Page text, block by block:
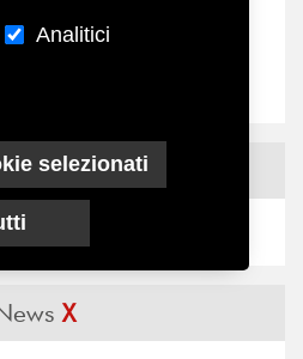
dopo la
Facebook
X
Analitici
selezionati